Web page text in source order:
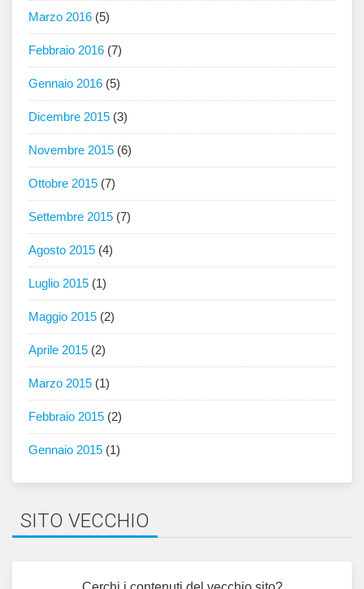
Marzo 2016 (5)
Febbraio 2016 (7)
Gennaio 2016 (5)
Dicembre 2015 (3)
Novembre 2015 (6)
Ottobre 2015 (7)
Settembre 2015 (7)
Agosto 2015 (4)
Luglio 2015 (1)
Maggio 2015 (2)
Aprile 2015 (2)
Marzo 2015 (1)
Febbraio 2015 (2)
Gennaio 2015 (1)
SITO VECCHIO